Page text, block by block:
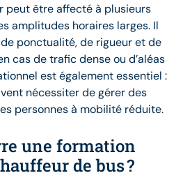
peut être affecté à plusieurs
amplitudes horaires larges. Il
ponctualité, de rigueur et de
cas de trafic dense ou d’aléas
est également essentiel :
nécessiter de gérer des
personnes à mobilité réduite.
une formation
de bus ?